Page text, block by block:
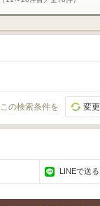
この検索条件を 変
LINEで送る